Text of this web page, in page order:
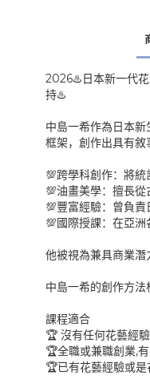
2026♨️ 日本新一代
持♨️
中島一希作為日本
框架，創作出具有敘
💯跨學科創作：將統
💯油畫美學：擅長從
💯豐富經驗：曾負責
💯國際授課：在亞洲
他被視為兼具商業
中島一希的創作方
課程適合
🏆 沒有任何花藝經
🏆全職或兼職創業,
🏆已有花藝經驗或